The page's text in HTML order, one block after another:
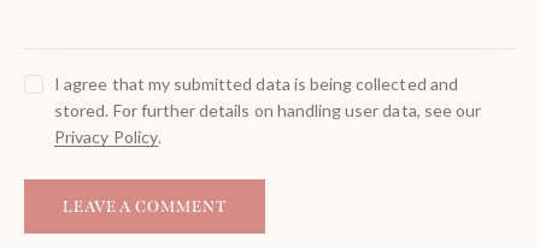
I agree that my submitted data is being collected and
stored. For further details on handling user data, see our
Privacy Policy.